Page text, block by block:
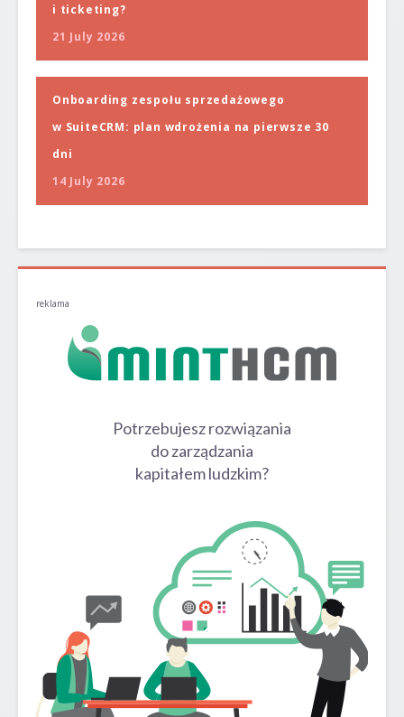
i ticketing?
21 July 2026
Onboarding zespołu sprzedażowego
w SuiteCRM: plan wdrożenia na pierwsze 30
dni
14 July 2026
reklama
Potrzebujesz rozwiązania
do zarządzania
kapitałem ludzkim?